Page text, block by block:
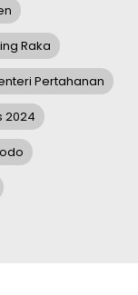
Raka
Pertahanan
2024